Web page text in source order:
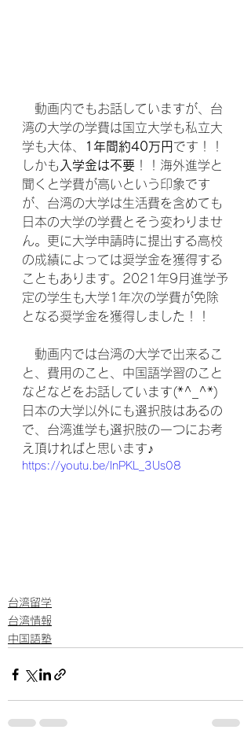
動画内でもお話していますが、台
湾の大学の学費は国立大学も私立大
学も大体、
1年間約40万円です！！
しかも 入学金は不要 ！！海外進学と
聞くと学費が高いという印象です
が、台湾の大学は生活費を含めても
日本の大学の学費とそう変わりませ
ん。更に大学申請時に提出する高校
の成績によっては奨学金を獲得する
こともあります。2021年9月進学予
定の学生も大学1年次の学費が免除
となる奨学金を獲得しました！！
動画内では台湾の大学で出来るこ
と、費用のこと、中国語学習のこと
などなどをお話しています(*^_^*)
日本の大学以外にも選択肢はあるの
で、台湾進学も選択肢の一つにお考
え頂ければと思います♪
https://youtu.be/lnPKL_3Us08
台湾留学
台湾情報
中国語塾